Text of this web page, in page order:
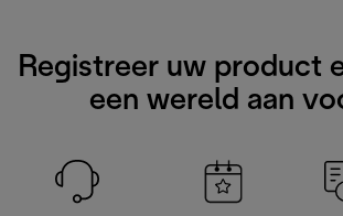
Registreer uw product
een wereld aan